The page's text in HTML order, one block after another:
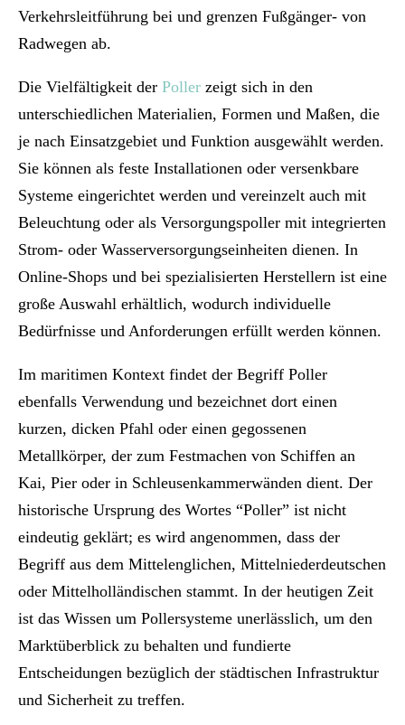
Verkehrsleitführung bei und grenzen Fußgänger- von
Radwegen ab.
Die Vielfältigkeit der Poller zeigt sich in den
unterschiedlichen Materialien, Formen und Maßen, die
je nach Einsatzgebiet und Funktion ausgewählt werden.
Sie können als feste Installationen oder versenkbare
Systeme eingerichtet werden und vereinzelt auch mit
Beleuchtung oder als Versorgungspoller mit integrierten
Strom- oder Wasserversorgungseinheiten dienen. In
Online-Shops und bei spezialisierten Herstellern ist eine
große Auswahl erhältlich, wodurch individuelle
Bedürfnisse und Anforderungen erfüllt werden können.
Im maritimen Kontext findet der Begriff Poller
ebenfalls Verwendung und bezeichnet dort einen
kurzen, dicken Pfahl oder einen gegossenen
Metallkörper, der zum Festmachen von Schiffen an
Kai, Pier oder in Schleusenkammerwänden dient. Der
historische Ursprung des Wortes “Poller” ist nicht
eindeutig geklärt; es wird angenommen, dass der
Begriff aus dem Mittelenglichen, Mittelniederdeutschen
oder Mittelholländischen stammt. In der heutigen Zeit
ist das Wissen um Pollersysteme unerlässlich, um den
Marktüberblick zu behalten und fundierte
Entscheidungen bezüglich der städtischen Infrastruktur
und Sicherheit zu treffen.